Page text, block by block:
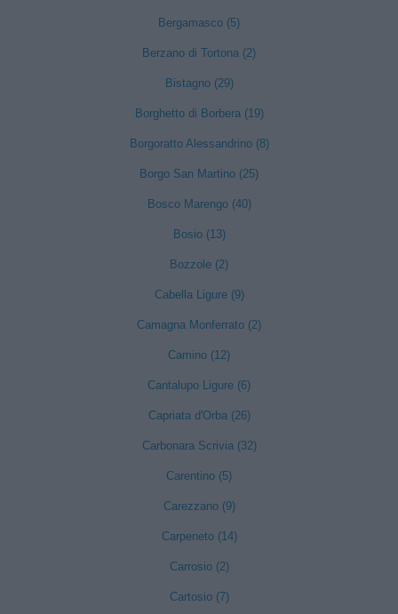
Bergamasco (5)
Berzano di Tortona (2)
Bistagno (29)
Borghetto di Borbera (19)
Borgoratto Alessandrino (8)
Borgo San Martino (25)
Bosco Marengo (40)
Bosio (13)
Bozzole (2)
Cabella Ligure (9)
Camagna Monferrato (2)
Camino (12)
Cantalupo Ligure (6)
Capriata d'Orba (26)
Carbonara Scrivia (32)
Carentino (5)
Carezzano (9)
Carpeneto (14)
Carrosio (2)
Cartosio (7)